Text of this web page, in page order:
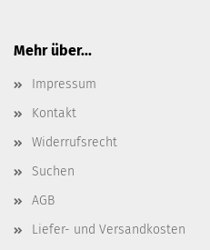
Mehr über...
Impressum
Kontakt
Widerrufsrecht
Suchen
AGB
Liefer- und Versandkosten